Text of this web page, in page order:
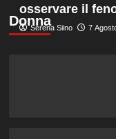
Donna
osservare il
Serena Siino 7